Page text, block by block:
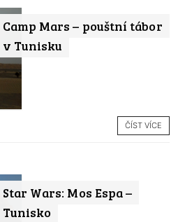
Camp Mars – pouštní tábor
v Tunisku
ČÍST VÍCE
Star Wars: Mos Espa –
Tunisko